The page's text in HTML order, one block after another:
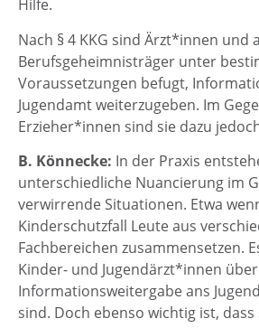
Hilfe.
Nach § 4 KKG sind Ärzt*innen und
Berufsgeheimnisträger unter
Voraussetzungen befugt,
Jugendamt weiterzugeben. Im
Erzieher*innen sind sie dazu
B. Könnecke: In der Praxis
unterschiedliche Nuancierung im
verwirrende Situationen. Etwa
Kinderschutzfall Leute aus
Fachbereichen zusammensetzen.
Kinder- und Jugendärzt*innen
Informationsweitergabe ans
sind. Doch ebenso wichtig ist, dass